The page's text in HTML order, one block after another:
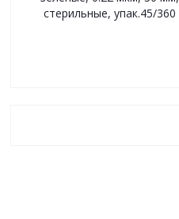
стерильные, упак.45/360